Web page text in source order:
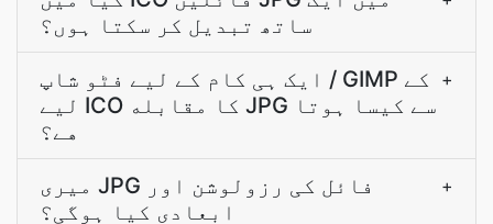
ساتھ تبدیل کر سکتا ہوں؟
ایک ہی کام کے ليے فٹو شاپ / GIMP کے
ليے ICO کا مقابله JPG سے کيسا ہوتا
هے؟
+
میری JPG فائل کی رزولوشن اور
ابعادی کیا ہوگی؟
+